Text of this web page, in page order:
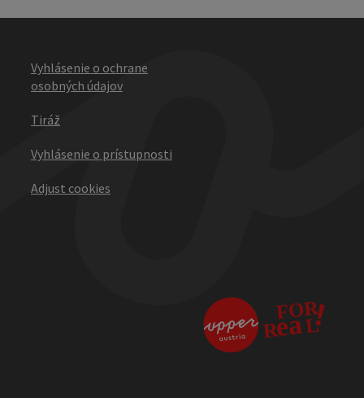
Vyhlásenie o ochrane
osobných údajov
Tiráž
Vyhlásenie o prístupnosti
Adjust cookies